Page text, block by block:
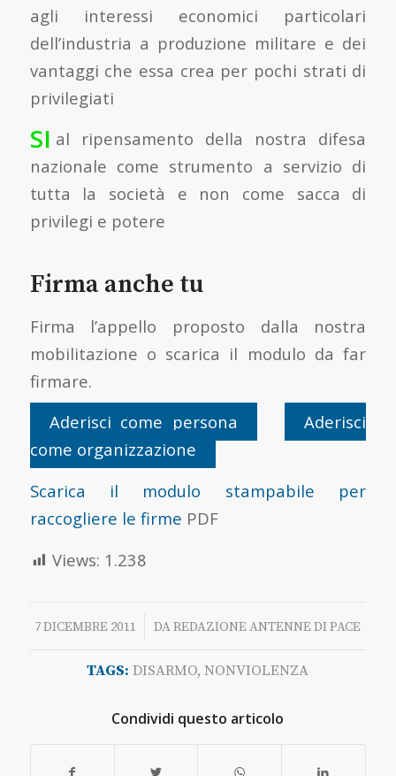
agli interessi economici particolari
dell’industria a produzione militare e dei
vantaggi che essa crea per pochi strati di
privilegiati
SI al ripensamento della nostra difesa
nazionale come strumento a servizio di
tutta la società e non come sacca di
privilegi e potere
Firma anche tu
Firma l’appello proposto dalla nostra
mobilitazione o scarica il modulo da far
firmare.
Aderisci come persona
Aderisci
come organizzazione
Scarica il modulo stampabile per
raccogliere le firme PDF
Views: 1.238
7 DICEMBRE 2011
/ DAREDAZIONE ANTENNE DI PACE
TAGS: DISARMO,NONVIOLENZA
Condividi questo articolo